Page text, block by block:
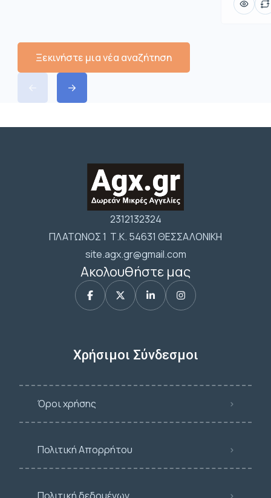
Ξεκινήστε μια νέα αναζήτηση
2312132324
ΠΛΑΤΩΝΟΣ 1 Τ.Κ. 54631 ΘΕΣΣΑΛΟΝΙΚΗ
site.agx.gr@gmail.com
Ακολουθήστε μας
Χρήσιμοι Σύνδεσμοι
Όροι χρήσης
Πολιτική Απορρήτου